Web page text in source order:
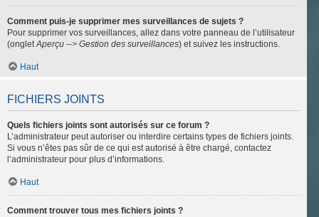
Comment puis-je supprimer mes surveillances de sujets ?
Pour supprimer vos surveillances, allez dans votre panneau de l’utilisateur
(ongletAperçu --> Gestion des surveillances) et suivez les instructions.
Haut
FICHIERS JOINTS
Quels fichiers joints sont autorisés sur ce forum ?
L’administrateur peut autoriser ou interdire certains types de fichiers joints.
Si vous n’êtes pas sûr de ce qui est autorisé à être chargé, contactez
l’administrateur pour plus d’informations.
Haut
Comment trouver tous mes fichiers joints ?